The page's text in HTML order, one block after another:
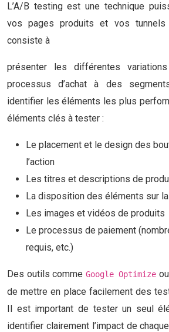
L’A/B testing est une technique
vos pages produits et vos tunnels
consiste à
présenter les différentes
processus d’achat à des
identifier les éléments les plus
éléments clés à tester :
Le placement et le design des
l’action
Les titres et descriptions de
La disposition des éléments sur
Les images et vidéos de produits
Le processus de paiement
requis, etc.)
Des outils comme Google Optimize ou
de mettre en place facilement des
Il est important de tester un seul
identifier clairement l’impact de